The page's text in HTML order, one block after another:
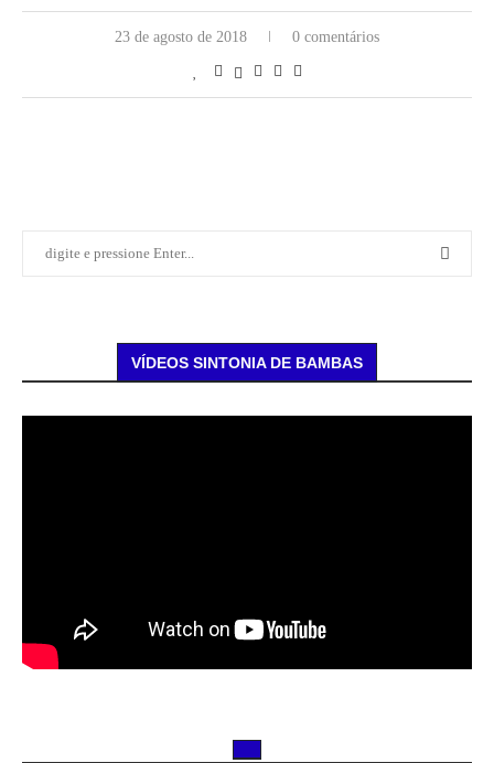
23 de agosto de 2018 0 comentários
VÍDEOS SINTONIA DE BAMBAS